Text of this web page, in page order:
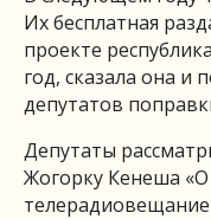
Их бесплатная
проекте
год, сказала она и
депутатов
Депутаты
Жогорку Кенеша
телерадиовещание